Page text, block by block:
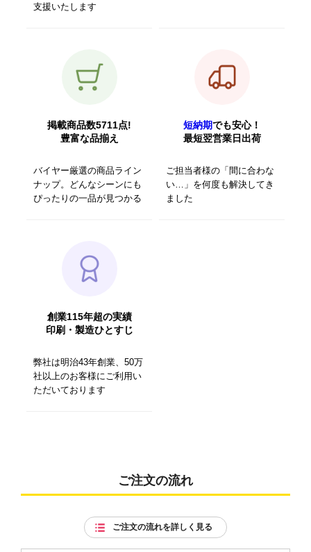
支援いたします
掲載商品数5711点!
豊富な品揃え
バイヤー厳選の商品ライン
ナップ。どんなシーンにも
ぴったりの一品が見つかる
短納期でも安心！
最短翌営業日出荷
ご担当者様の「間に合わな
い…」を何度も解決してき
ました
創業115年超の実績
印刷・製造ひとすじ
弊社は明治43年創業、50万
社以上のお客様にご利用い
ただいております
ご注文の流れ
ご注文の流れを詳しく見る